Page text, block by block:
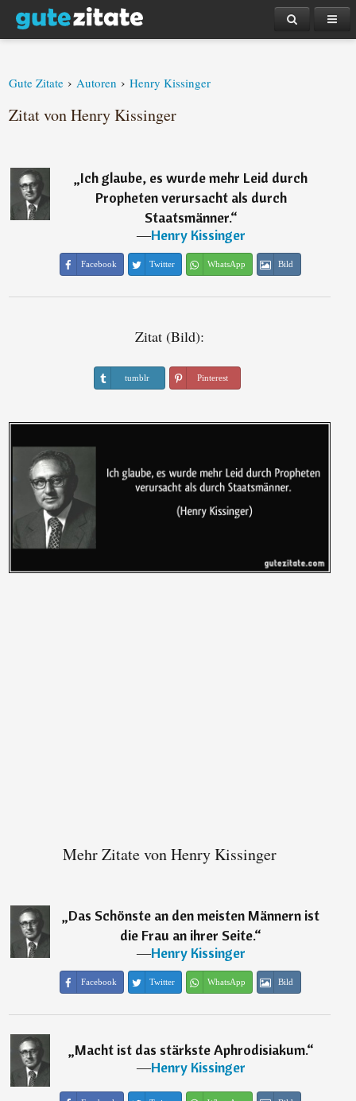
Gute Zitate › Autoren › Henry Kissinger
Zitat von Henry Kissinger
„Ich glaube, es wurde mehr Leid durch
Propheten verursacht als durch
Staatsmänner.“
―Henry Kissinger
Facebook Twitter WhatsApp Bild
Zitat (Bild):
tumblr Pinterest
Mehr Zitate von Henry Kissinger
„Das Schönste an den meisten Männern ist
die Frau an ihrer Seite.“
―Henry Kissinger
Facebook Twitter WhatsApp Bild
„Macht ist das stärkste Aphrodisiakum.“
―Henry Kissinger